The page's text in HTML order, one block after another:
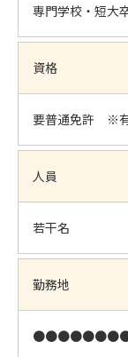
専門学校・短大
資格
要普通免許 ※
人員
若干名
勤務地